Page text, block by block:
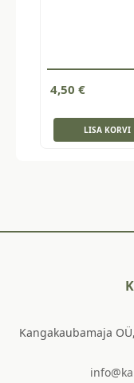
4,50 €
LISA KORVI
Kangakaubamaja